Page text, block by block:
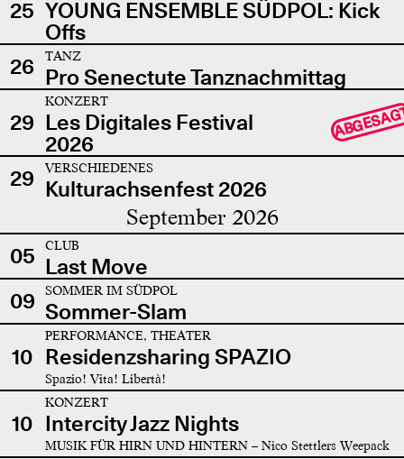
25 YOUNG ENSEMBLE SÜDPOL: Kick
Offs
26
TANZ
Pro Senectute Tanznachmittag
29
KONZERT
Les Digitales Festival
2026
29 VERSCHIEDENES
Kulturachsenfest 2026
September 2026
05 CLUB
Last Move
09
SOMMER IM SÜDPOL
Sommer-Slam
10
PERFORMANCE, THEATER
Residenzsharing SPAZIO
Spazio! Vita! Libertà!
10
KONZERT
Intercity Jazz Nights
MUSIK FÜR HIRN UND HINTERN – Nico Stettlers Weepack